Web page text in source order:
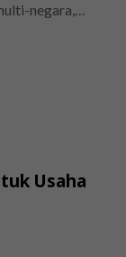
negara,…
Usaha